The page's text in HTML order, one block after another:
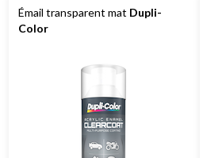
Émail transparent mat Dupli-
Color